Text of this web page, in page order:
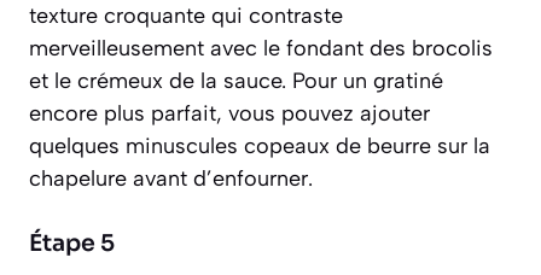
texture croquante qui contraste
merveilleusement avec le fondant des brocolis
et le crémeux de la sauce. Pour un gratiné
encore plus parfait, vous pouvez ajouter
quelques minuscules copeaux de beurre sur la
chapelure avant d’enfourner.
Étape 5